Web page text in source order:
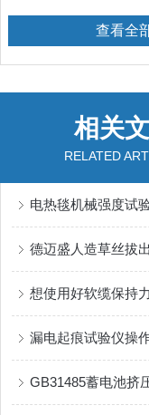
查看全
相关
RELATED
电热毯机械强度试
德迈盛人造草丝拔
漏电起痕试验仪操